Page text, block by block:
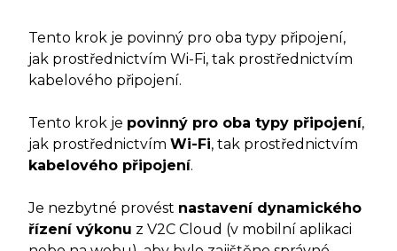
Tento krok je povinný pro oba typy připojení,
jak prostřednictvím Wi-Fi, tak prostřednictvím
kabelového připojení.
Tento krok je povinný pro oba typy připojení,
jak prostřednictvím Wi-Fi, tak prostřednictvím
kabelového připojení.
Je nezbytné provést nastavení dynamického
řízení výkonu z V2C Cloud (v mobilní aplikaci